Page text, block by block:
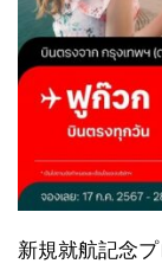
新規就航記念